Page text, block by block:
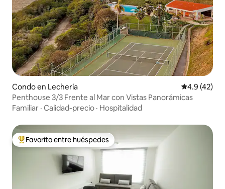
Condo en Lechería Calificación
4.9 (42)
Penthouse 3/3 Frente al Mar con Vistas Panorámicas
Familiar · Calidad-precio · Hospitalidad
Favorito entre huéspedes preferido
Favorito entre huéspedes